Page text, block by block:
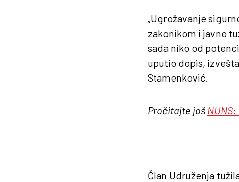
„Ugrožavanje
zakonikom i javno
sada niko od
uputio dopis,
Stamenković.
Pročitajte još
Član Udruženja